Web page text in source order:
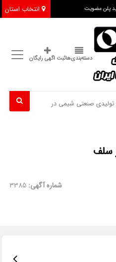
انتخاب استان پلن عضویت
دسته‌بندی‌هاثبت اگهی رایگان
صنعتی شیمی در
سلف
شماره آگهی: 3385